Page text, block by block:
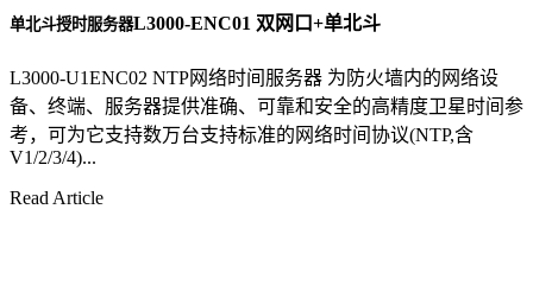
单北斗授时服务器L3000-ENC01 双网口+单北斗
L3000-U1ENC02 NTP网络时间服务器 为防火墙内的网络设
备、终端、服务器提供准确、可靠和安全的高精度卫星时间参
考，可为它支持数万台支持标准的网络时间协议(NTP,含
V1/2/3/4)...
Read Article